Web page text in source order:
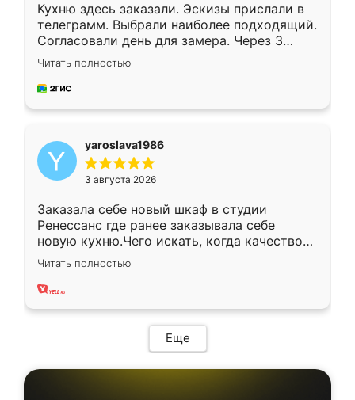
Кухню здесь заказали. Эскизы прислали в
телеграмм. Выбрали наиболее подходящий.
Согласовали день для замера. Через 3
недели кухня была уже готова. Остались
довольны работой. Спасибо Ренессанс
мебель за качественную работу!
Читать полностью
yaroslava1986
3 августа 2026
Заказала себе новый шкаф в студии
Ренессанс где ранее заказывала себе
новую кухню.Чего искать, когда качеством
вполне довольна. Служит кухня уже почти
два года, нареканий нет.
Читать полностью
Еще